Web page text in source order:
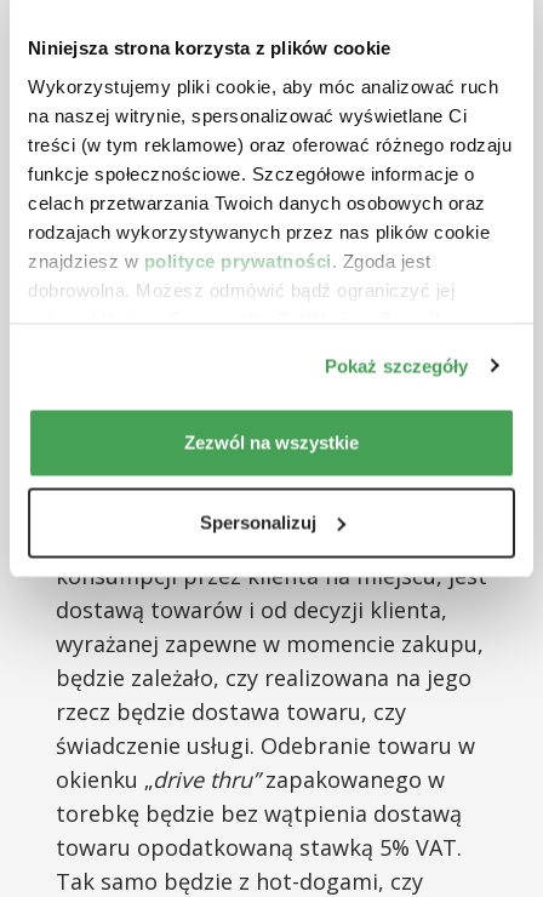
Niniejsza strona korzysta z plików cookie
Wykorzystujemy pliki cookie, aby móc analizować ruch
na naszej witrynie, spersonalizować wyświetlane Ci
treści (w tym reklamowe) oraz oferować różnego rodzaju
funkcje społecznościowe. Szczegółowe informacje o
celach przetwarzania Twoich danych osobowych oraz
rodzajach wykorzystywanych przez nas plików cookie
znajdziesz w polityce prywatności . Zgoda jest
dobrowolna. Możesz odmówić bądź ograniczyć jej
Pokaż szczegóły
Zezwól na wszystkie
Spersonalizuj
w minimalnym zakresie, które nie
zmieniają dominującego charakteru
świadczenia głównego, jakim jest dostawa
towarów”.
Taka dostawa będzie wówczas
opodatkowana 5%stawką VAT.
TSUE stwierdził również, że „ jeżeli klient
podejmie decyzję o nieskorzystaniu z
udostępnionych mu przez podatnika w
żywności, należy uznać, że z dostawą tej
żywności nie wiąże się żadna usługa
wspomagająca”.
Z powyższego wynika, że brak
konsumpcji przez klienta na miejscu, jest
dostawą towarów i od decyzji klienta,
wyrażanej zapewne w momencie zakupu,
będzie zależało, czy realizowana na jego
rzecz będzie dostawa towaru, czy
świadczenie usługi. Odebranie towaru w
okienku „drive thru”zapakowanego w
torebkę będzie bez wątpienia dostawą
towaru opodatkowaną stawką 5% VAT.
Tak samo będzie z hot-dogami, czy